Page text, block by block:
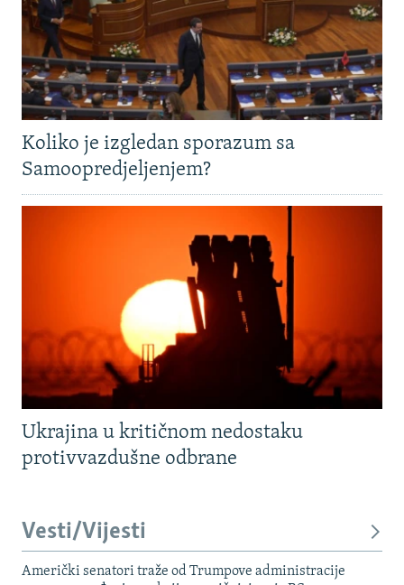
Koliko je izgledan sporazum sa
Samoopredjeljenjem?
Ukrajina u kritičnom nedostaku
protivvazdušne odbrane
Vesti/Vijesti
Američki senatori traže od Trumpove administracije